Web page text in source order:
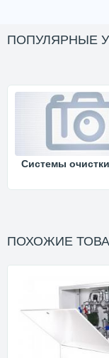
ПОПУЛЯРНЫЕ
Системы
ПОХОЖИЕ